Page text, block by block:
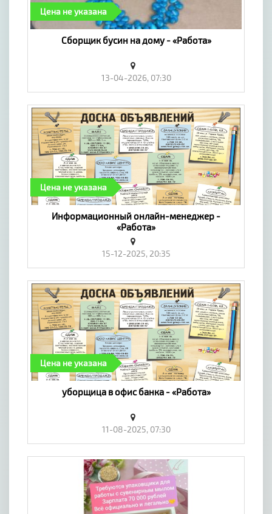
Цена не указана
Сборщик бусин на дому - «Работа»
13-04-2026, 07:30
Цена не указана
Информационный онлайн-менеджер -
«Работа»
15-12-2025, 20:35
Цена не указана
уборщица в офис банка - «Работа»
11-08-2025, 07:30